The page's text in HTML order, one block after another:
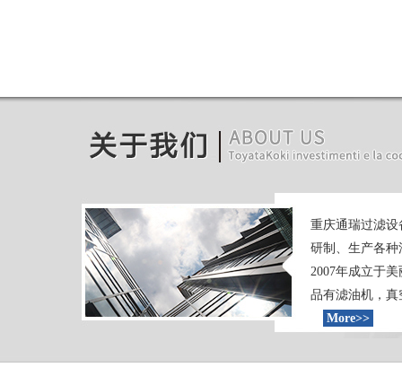
重庆通瑞过滤
研制、生产各
2007年成立于
品有滤油机，
More>>